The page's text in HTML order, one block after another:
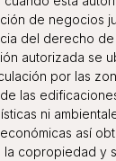
de negocios
del derecho
autorizada se
por las
las
ni
así
copropiedad y